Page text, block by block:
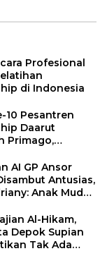
Pondok
Profesional
di Indonesia
10 Pesantren
Daarut
Primago,
Spirit Tebar
Tanpa Batas
AI GP Ansor
Antusias,
Anak Muda
Al-Hikam,
Depok Supian
Tak Ada